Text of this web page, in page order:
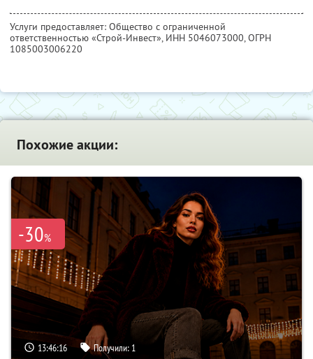
Услуги предоставляет: Общество с ограниченной
ответственностью «Строй-Инвест», ИНН 5046073000, ОГРН
1085003006220
Похожие акции:
-30%
13:46:15 Получили: 1